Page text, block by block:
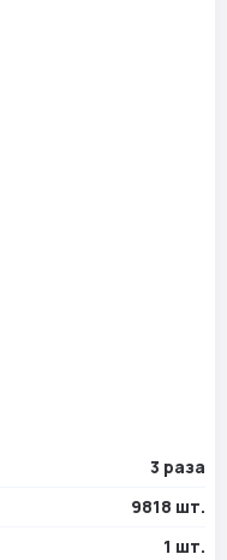
3 раза
9818 шт.
1 шт.